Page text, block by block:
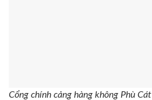
Cổng chính cảng hàng không Phù Cát